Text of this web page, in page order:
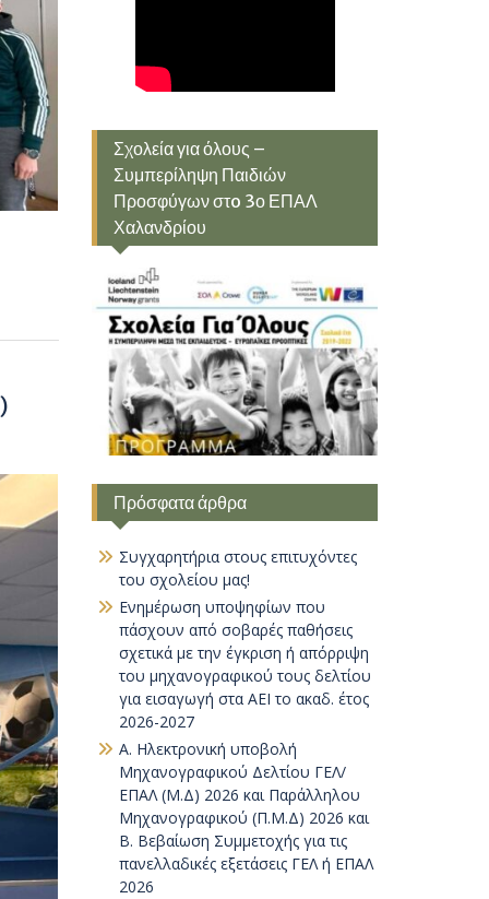
Σχολεία για όλους –
Συμπερίληψη Παιδιών
Προσφύγων στo 3ο ΕΠΑΛ
Χαλανδρίου
Πρόσφατα άρθρα
Συγχαρητήρια στους επιτυχόντες
του σχολείου μας!
Ενημέρωση υποψηφίων που
πάσχουν από σοβαρές παθήσεις
σχετικά με την έγκριση ή απόρριψη
του μηχανογραφικού τους δελτίου
για εισαγωγή στα ΑΕΙ το ακαδ. έτος
2026-2027
Α. Ηλεκτρονική υποβολή
Μηχανογραφικού Δελτίου ΓΕΛ/
ΕΠΑΛ (Μ.Δ) 2026 και Παράλληλου
Μηχανογραφικού (Π.Μ.Δ) 2026 και
Β. Βεβαίωση Συμμετοχής για τις
πανελλαδικές εξετάσεις ΓΕΛ ή ΕΠΑΛ
2026